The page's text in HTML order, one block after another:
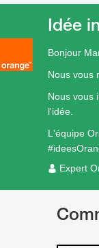
Bonjour
Nous vous
Nous vous
l'idée.
L'équipe
Expert
Idée